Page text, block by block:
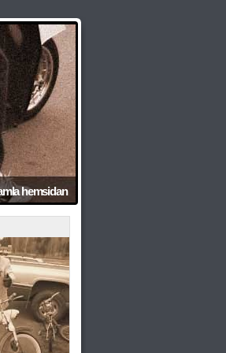
hemsidan